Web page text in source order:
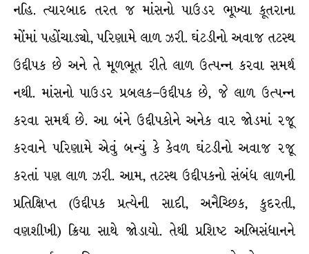
નહિ. ત્યારબાદ તરત જ માંસનો પાઉડર ભૂખ્યા કૂતરાના
મોંમાં પહોંચાડ્યો, પરિણામે લાળ ઝરી. ઘંટડીનો અવાજ તટસ્થ
ઉદ્દીપક છે અને તે મૂળભૂત રીતે લાળ ઉત્પન્ન કરવા સમર્થ
નથી. માંસનો પાઉડર પ્રબલક–ઉદ્દીપક છે, જે લાળ ઉત્પન્ન
કરવા સમર્થ છે. આ બંને ઉદ્દીપકોને અનેક વાર જોડમાં રજૂ
કરવાને પરિણામે એવું બન્યું કે કેવળ ઘંટડીનો અવાજ રજૂ
કરતાં પણ લાળ ઝરી. આમ, તટસ્થ ઉદ્દીપકનો સંબંધ લાળની
પ્રતિક્ષિપ્ત (ઉદ્દીપક પ્રત્યેની સાદી, અનૈચ્છિક, કુદરતી,
વણશીખી) ક્રિયા સાથે જોડાયો. તેથી પ્રશિષ્ટ અભિસંધાનને